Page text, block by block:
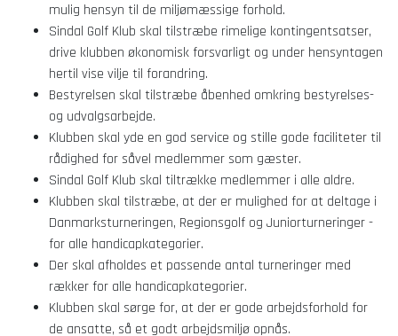
mulig hensyn til de miljømæssige forhold.
Sindal Golf Klub skal tilstræbe rimelige kontingentsatser,
drive klubben økonomisk forsvarligt og under hensyntagen
hertil vise vilje til forandring.
Bestyrelsen skal tilstræbe åbenhed omkring bestyrelses-
og udvalgsarbejde.
Klubben skal yde en god service og stille gode faciliteter til
rådighed for såvel medlemmer som gæster.
Sindal Golf Klub skal tiltrække medlemmer i alle aldre.
Klubben skal tilstræbe, at der er mulighed for at deltage i
Danmarksturneringen, Regionsgolf og Juniorturneringer -
for alle handicapkategorier.
Der skal afholdes et passende antal turneringer med
rækker for alle handicapkategorier.
Klubben skal sørge for, at der er gode arbejdsforhold for
de ansatte, så et godt arbejdsmiljø opnås.